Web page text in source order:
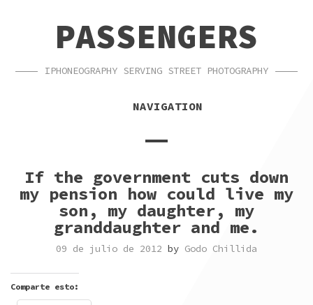
NAVIGATIONPASSENGERS
IPHONEOGRAPHY SERVING STREET PHOTOGRAPHY
NAVIGATION
If the government cuts down
my pension how could live my
son, my daughter, my
granddaughter and me.
09 de julio de 2012 by Godo Chillida
Comparte esto: